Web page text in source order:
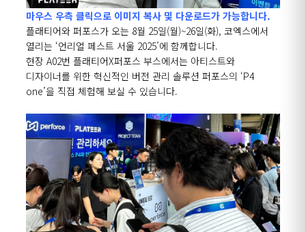
마우스 우측 클릭으로 이미지 복사 및 다운로드가 가능합니다.
플래티어와 퍼포스가 오는 8월 25일(월)~26일(화), 코엑스에서
열리는 ‘언리얼 페스트 서울 2025’에 함께합니다.
현장 A02번 플래티어X퍼포스 부스에서는 아티스트와
디자이너를 위한 혁신적인 버전 관리 솔루션 퍼포스의 ‘P4
one’을 직접 체험해 보실 수 있습니다.